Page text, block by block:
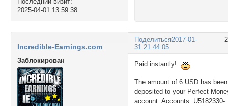
2025-04-01 13:59:38
Поделиться2017-01-
31 21:44:05
Incredible-Earnings.com
Заблокирован
Paid instantly!
The amount of 6 USD has been
deposited to your Perfect
account. Accounts: U5182330-